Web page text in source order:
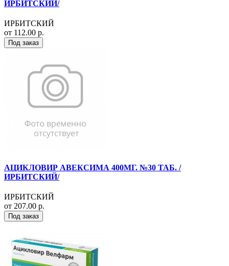
ИРБИТСКИЙ/
ИРБИТСКИЙ
от 112.00 р.
Под заказ
АЦИКЛОВИР АВЕКСИМА 400МГ. №30 ТАБ. /
ИРБИТСКИЙ/
ИРБИТСКИЙ
от 207.00 р.
Под заказ